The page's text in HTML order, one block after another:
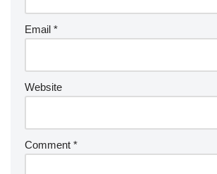
Email *
Website
Comment *